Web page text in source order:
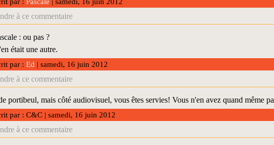
à ce commentaire
: ou pas ?
était une autre.
par : Ed | samedi, 16 juin 2012
à ce commentaire
portibeul, mais côté audiovisuel, vous êtes servies! Vous n'en avez quand même
par : C&C | samedi, 16 juin 2012
à ce commentaire